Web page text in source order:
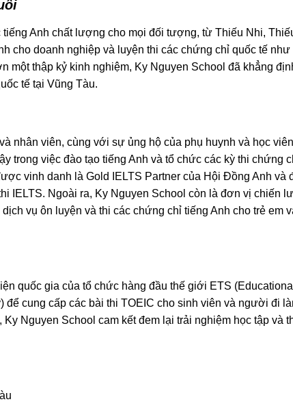
Anh chất lượng cho mọi đối tượng, từ Thiếu Nhi,
cho doanh nghiệp và luyện thi các chứng chỉ quốc tế như
một thập kỷ kinh nghiệm, Ky Nguyen School đã khẳng
tế tại Vũng Tàu.
nhân viên, cùng với sự ủng hộ của phụ huynh và học
trong việc đào tạo tiếng Anh và tổ chức các kỳ thi chứng
vinh danh là Gold IELTS Partner của Hội Đồng Anh và
IELTS. Ngoài ra, Ky Nguyen School còn là đơn vị chiến
vụ ôn luyện và thi các chứng chỉ tiếng Anh cho trẻ em
quốc gia của tổ chức hàng đầu thế giới ETS (Educational
cung cấp các bài thi TOEIC cho sinh viên và người đi
Nguyen School cam kết đem lại trải nghiệm học tập và